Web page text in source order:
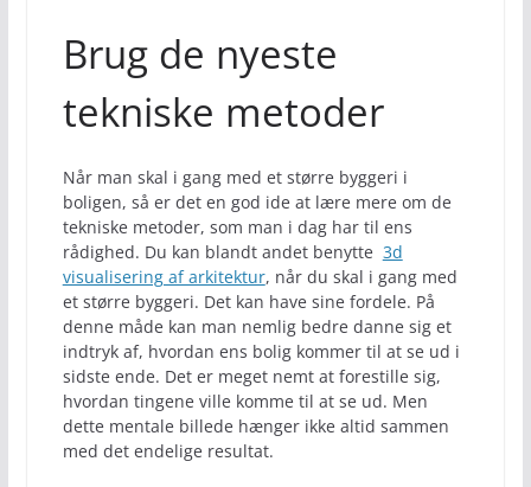
Brug de nyeste
tekniske metoder
Når man skal i gang med et større byggeri i
boligen, så er det en god ide at lære mere om de
tekniske metoder, som man i dag har til ens
rådighed. Du kan blandt andet benytte 3d
visualisering af arkitektur, når du skal i gang med
et større byggeri. Det kan have sine fordele. På
denne måde kan man nemlig bedre danne sig et
indtryk af, hvordan ens bolig kommer til at se ud i
sidste ende. Det er meget nemt at forestille sig,
hvordan tingene ville komme til at se ud. Men
dette mentale billede hænger ikke altid sammen
med det endelige resultat.